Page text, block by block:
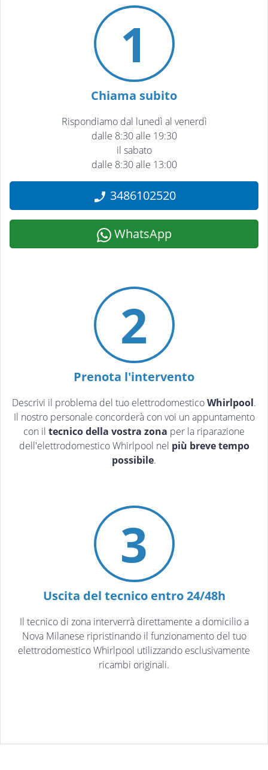
1
Chiama subito
Rispondiamo dal lunedì al venerdì
dalle 8:30 alle 19:30
il sabato
dalle 8:30 alle 13:00
3486102520
WhatsApp
2
Prenota l'intervento
Descrivi il problema del tuo elettrodomesticoWhirlpool.
Il nostro personale concorderà con voi un appuntamento
con il tecnico della vostra zona per la riparazione
dell'elettrodomestico Whirlpool nel più breve tempo
possibile.
3
Uscita del tecnico entro 24/48h
Il tecnico di zona interverrà direttamente a domicilio a
Nova Milanese ripristinando il funzionamento del tuo
elettrodomestico Whirlpool utilizzando esclusivamente
ricambi originali.